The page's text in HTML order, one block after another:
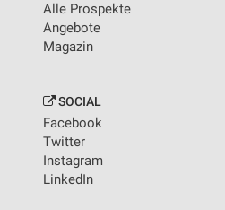
Alle Prospekte
Angebote
Magazin
SOCIAL
Facebook
Twitter
Instagram
LinkedIn